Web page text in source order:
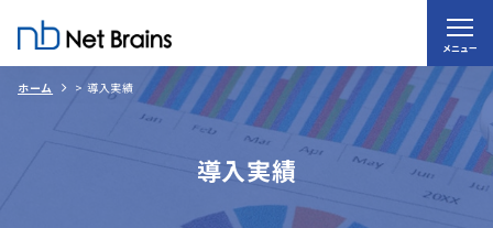
メニュー
導入実績
ホーム > 導入実績